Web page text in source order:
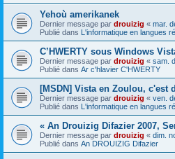
Yehoù amerikanek
Dernier message par drouizig « mar.
Publié dans L'informatique en langues
C’HWERTY sous Windows
Dernier message par drouizig « sam.
Publié dans Ar c'hlavier C'HWERTY
[MSDN] Vista en Zoulou, c'est
Dernier message par drouizig « ven.
Publié dans L'informatique en langues
« An Drouizig Difazier 2007,
Dernier message par drouizig « dim.
Publié dans An DROUIZIG Difazier